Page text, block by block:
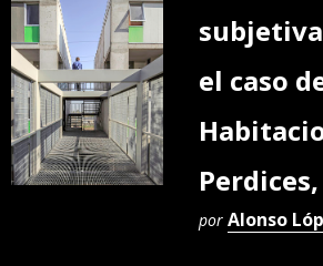
el caso
por Alonso